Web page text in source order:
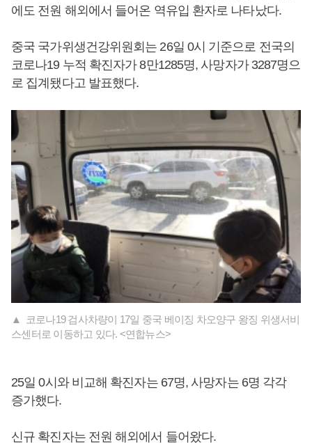
에도 전원 해외에서 들어온 역유입 환자로 나타났다.
중국 국가위생건강위원회는 26일 0시 기준으로 전국의
코로나19 누적 확진자가 8만1285명, 사망자가 3287명으
로 집계됐다고 발표했다.
▲ 코로나19 검사차량이 17일 중국 베이징 차오양구 왕징 위생서비
스센터로 이동하고 있다. <연합뉴스>
25일 0시와 비교해 확진자는 67명, 사망자는 6명 각각
증가했다.
신규 확진자는 전원 해외에서 들어왔다.